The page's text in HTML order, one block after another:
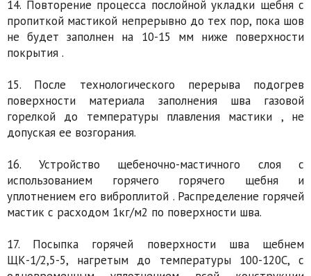
14. Повторение процесса послойной укладки щебня с
пропиткой мастикой непрерывно до тех пор, пока шов
не будет заполнен на 10-15 мм ниже поверхности
покрытия .
15. После технологического перерыва подогрев
поверхности материала заполнения шва газовой
горелкой до температуры плавления мастики , не
допуская ее возгорания.
16. Устройство щебеночно-мастичного слоя с
использованием горячего горячего щебня и
уплотнением его виброплитой . Распределение горячей
мастик с расходом 1кг/м2 по поверхности шва.
17. Посыпка горячей поверхности шва щебнем
ЩК-1/2,5-5, нагретым до температуры 100-120С, с